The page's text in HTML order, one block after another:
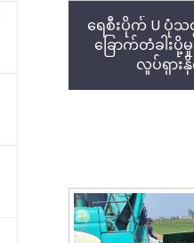
ရေစီးပိုက် U ပုံ
ခြောက်တံခါး
လှုပ်ရှား